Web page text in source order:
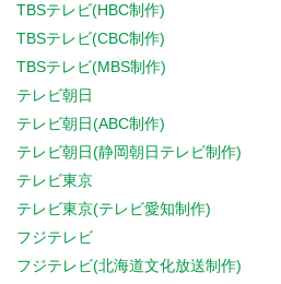
TBSテレビ(HBC制作)
TBSテレビ(CBC制作)
TBSテレビ(MBS制作)
テレビ朝日
テレビ朝日(ABC制作)
テレビ朝日(静岡朝日テレビ制作)
テレビ東京
テレビ東京(テレビ愛知制作)
フジテレビ
フジテレビ(北海道文化放送制作)